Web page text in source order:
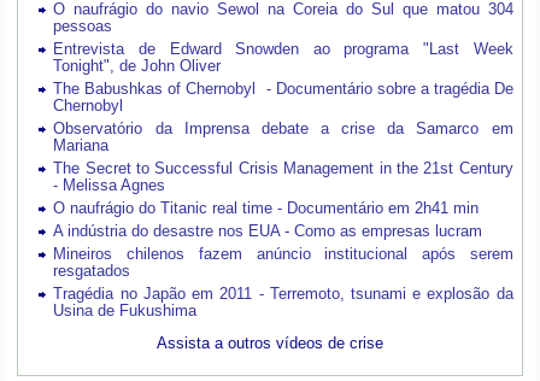
O naufrágio do navio Sewol na Coreia do Sul que matou 304
pessoas
Entrevista de Edward Snowden ao programa "Last Week
Tonight", de John Oliver
The Babushkas of Chernobyl - Documentário sobre a tragédia De
Chernobyl
Observatório da Imprensa debate a crise da Samarco em
Mariana
The Secret to Successful Crisis Management in the 21st Century
- Melissa Agnes
O naufrágio do Titanic real time - Documentário em 2h41 min
A indústria do desastre nos EUA - Como as empresas lucram
Mineiros chilenos fazem anúncio institucional após serem
resgatados
Tragédia no Japão em 2011 - Terremoto, tsunami e explosão da
Usina de Fukushima
Assista a outros vídeos de crise